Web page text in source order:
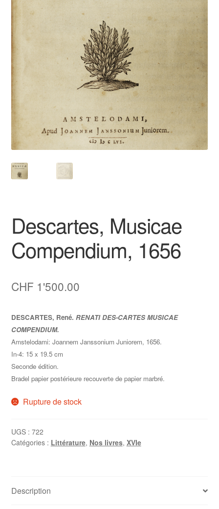
Catalogues
Descartes, Musicae
Compendium, 1656
CHF 1'500.00
DESCARTES, René. RENATI DES-CARTES MUSICAE
COMPENDIUM.
Amstelodami: Joannem Janssonium Juniorem, 1656.
In-4: 15 x 19.5 cm
Seconde édition.
Bradel papier postérieure recouverte de papier marbré.
Rupture de stock
UGS : 722
Catégories : Littérature, Nos livres, XVIe
Description